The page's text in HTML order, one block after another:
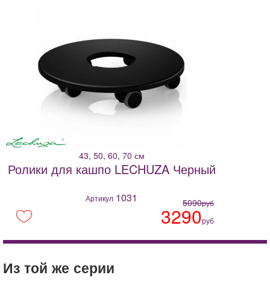
цена
доставка
43, 50, 60, 70 см
Ролики для кашпо LECHUZA Черный
Артикул 1031 5090руб
3290руб
Из той же серии